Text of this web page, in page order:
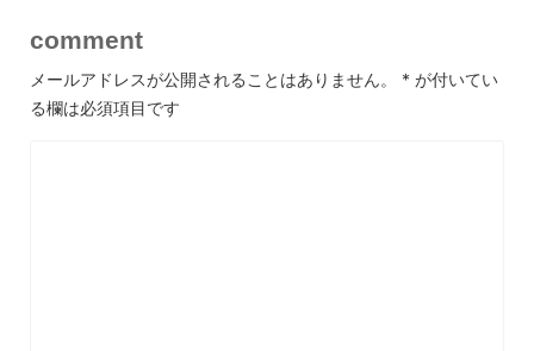
comment
メールアドレスが公開されることはありません。 * が付いてい
る欄は必須項目です